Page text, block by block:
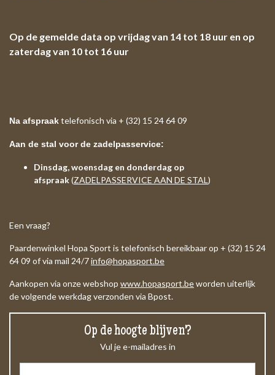
Op de gemelde data op vrijdag van 14 tot 18 uur en op
zaterdag van 10 tot 16 uur
Na afspraaktelefonisch via + (32) 15 24 64 09
Aan de stal voor de zadelpasservice:
Dinsdag, woensdag en donderdag op
afspraak(ZADELPASSERVICE AAN DE STAL )
Een vraag?
Paardenwinkel Hopa Sport is telefonisch bereikbaar op + (32) 15 24
64 09 of via mail 24/7info@hopasport.be
Aankopen via onze webshop www.hopasport.beworden uiterlijk
de volgende werkdag verzonden via Bpost.
Op de hoogte blijven?
Vul je e-mailadres in